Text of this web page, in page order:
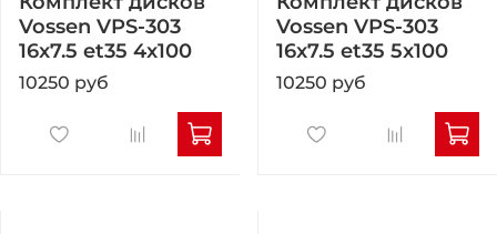
Vossen VPS-303
16x7.5 et35 4x100
10250 руб
Vossen VPS-303
16x7.5 et35 5x100
10250 руб